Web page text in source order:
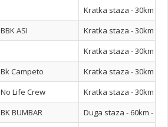
Kratka staza - 30km -
BBK ASI
Kratka staza - 30km -
Kratka staza - 30km -
Bk Campeto
Kratka staza - 30km -
No Life Crew
Kratka staza - 30km -
BK BUMBAR
Duga staza - 60km -